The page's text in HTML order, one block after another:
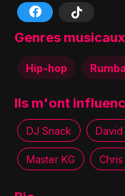
Genres musicaux
Hip-hop Rumba
Ils m'ont
DJ Snack David
Master KG